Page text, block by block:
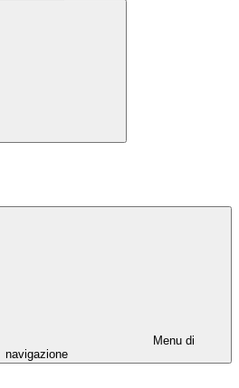
Menu di
navigazione